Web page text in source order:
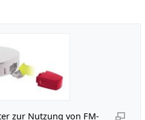
zur Nutzung von FM-